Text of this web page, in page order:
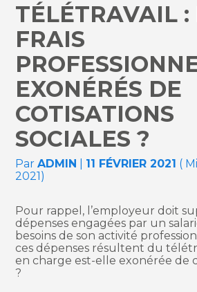
TÉLÉTRAVAIL :
FRAIS
EXONÉRÉS DE
COTISATIONS
SOCIALES ?
ParADMIN 11 FÉVRIER 2021 (
2021)
Pour rappel, l’employeur doit
dépenses engagées par un
besoins de son activité
ces dépenses résultent du
en charge est-elle exonérée de
?